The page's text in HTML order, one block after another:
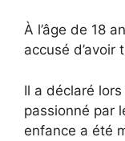
À l’âge de 18
accusé
Il a déclaré lors
passionné par
enfance a été